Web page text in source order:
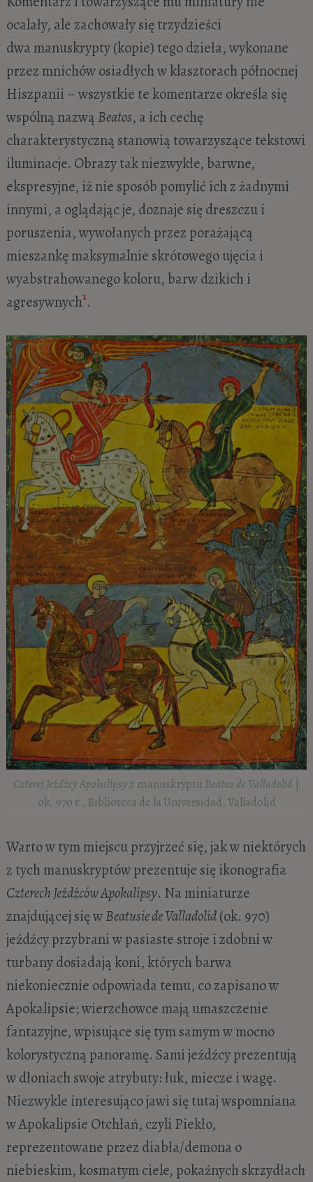
ocalały, ale zachowały się trzydzieści
dwa manuskrypty (kopie) tego dzieła, wykonane
przez mnichów osiadłych w klasztorach północnej
Hiszpanii – wszystkie te komentarze określa się
wspólną nazwą Beatos, a ich cechę
charakterystyczną stanowią towarzyszące tekstowi
iluminacje. Obrazy tak niezwykłe, barwne,
ekspresyjne, iż nie sposób pomylić ich z żadnymi
innymi, a oglądając je, doznaje się dreszczu i
poruszenia, wywołanych przez porażającą
mieszankę maksymalnie skrótowego ujęcia i
wyabstrahowanego koloru, barw dzikich i
agresywnych1.
Czterej Jeźdźcy Apokalipsyz manuskryptu Beatus de Valladolid
ok. 970 r., Biblioteca de la Universidad, Valladolid
Warto w tym miejscu przyjrzeć się, jak w niektórych
z tych manuskryptów prezentuje się ikonografia
Czterech Jeźdźców Apokalipsy. Na miniaturze
znajdującej się wBeatusie de Valladolid(ok. 970)
jeźdźcy przybrani w pasiaste stroje i zdobni w
turbany dosiadają koni, których barwa
niekoniecznie odpowiada temu, co zapisano w
Apokalipsie; wierzchowce mają umaszczenie
fantazyjne, wpisujące się tym samym w mocno
kolorystyczną panoramę. Sami jeźdźcy prezentują
w dłoniach swoje atrybuty: łuk, miecze i wagę.
Niezwykle interesująco jawi się tutaj wspomniana
w Apokalipsie Otchłań, czyli Piekło,
reprezentowane przez diabła/demona o
niebieskim, kosmatym ciele, pokaźnych skrzydłach